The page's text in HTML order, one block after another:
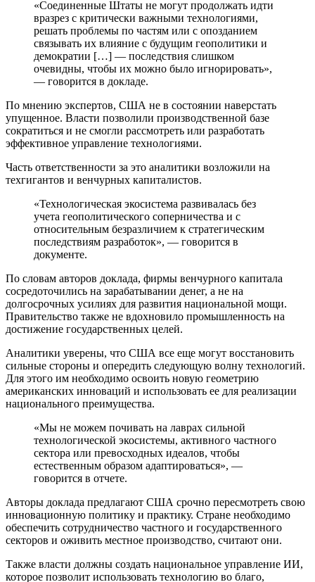
«Соединенные Штаты не могут продолжать идти
вразрез с критически важными технологиями,
решать проблемы по частям или с опозданием
связывать их влияние с будущим геополитики и
демократии […] — последствия слишком
очевидны, чтобы их можно было игнорировать»,
— говорится в докладе.
По мнению экспертов, США не в состоянии наверстать
упущенное. Власти позволили производственной базе
сократиться и не смогли рассмотреть или разработать
эффективное управление технологиями.
Часть ответственности за это аналитики возложили на
техгигантов и венчурных капиталистов.
«Технологическая экосистема развивалась без
учета геополитического соперничества и с
относительным безразличием к стратегическим
последствиям разработок», — говорится в
документе.
По словам авторов доклада, фирмы венчурного капитала
сосредоточились на зарабатывании денег, а не на
долгосрочных усилиях для развития национальной мощи.
Правительство также не вдохновило промышленность на
достижение государственных целей.
Аналитики уверены, что США все еще могут восстановить
сильные стороны и опередить следующую волну технологий.
Для этого им необходимо освоить новую геометрию
американских инноваций и использовать ее для реализации
национального преимущества.
«Мы не можем почивать на лаврах сильной
технологической экосистемы, активного частного
сектора или превосходных идеалов, чтобы
естественным образом адаптироваться», —
говорится в отчете.
Авторы доклада предлагают США срочно пересмотреть свою
инновационную политику и практику. Стране необходимо
обеспечить сотрудничество частного и государственного
секторов и оживить местное производство, считают они.
Также власти должны создать национальное управление ИИ,
которое позволит использовать технологию во благо,